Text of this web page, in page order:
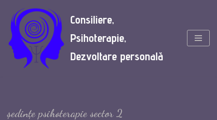
Skip
to
content
Consiliere,
Psihoterapie,
Dezvoltare personală
ședințe psihoterapie sector 2